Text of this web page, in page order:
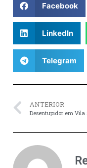
Facebook
LinkedIn
Telegram
ANTERIOR